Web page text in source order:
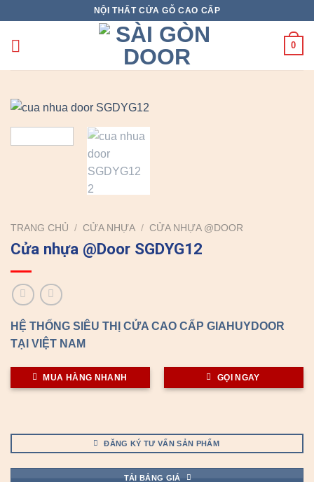
content
NỘI THẤT CỬA GỖ CAO CẤP
0
TRANG CHỦ / CỬA NHỰA / CỬA NHỰA @DOOR
Cửa nhựa @Door SGDYG12
HỆ THỐNG SIÊU THỊ CỬA CAO CẤP GIAHUYDOOR
TẠI VIỆT NAM
MUA HÀNG NHANH GỌI NGAY
ĐĂNG KÝ TƯ VẤN SẢN PHẨM
TẢI BẢNG GIÁ